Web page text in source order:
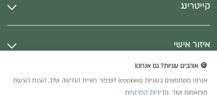
קייטרינג
איזור אישי
כל הזכויות שמורות
🍪 אוהבים עוגיות? גם אנחנו!
אנחנו משתמשים בעוגיות (cookies) לשיפור חוויית הגלישה שלך, הצגת הצעות
מותאמות ועוד. מדיניות הפרטיות